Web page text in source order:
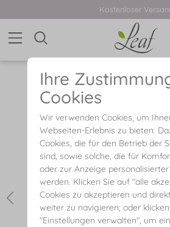
Kostenloser
Ihre
Cookies
Wir verwenden Cookies, um
Webseiten-Erlebnis zu bieten.
Cookies, die für den Betrieb der
sind, sowie solche, die für
oder zur Anzeige
werden. Klicken Sie auf "alle
Cookies zu akzeptieren und
weiter zu navigieren; oder
"Einstellungen verwalten", um